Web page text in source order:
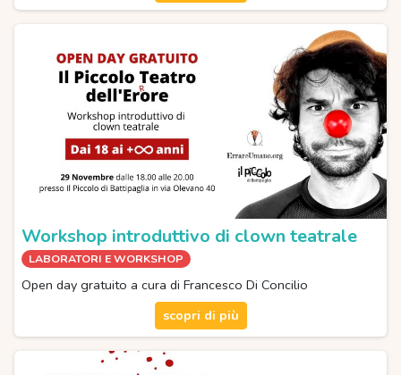
Workshop introduttivo di clown teatrale
LABORATORI E WORKSHOP
Open day gratuito a cura di Francesco Di Concilio
scopri di più